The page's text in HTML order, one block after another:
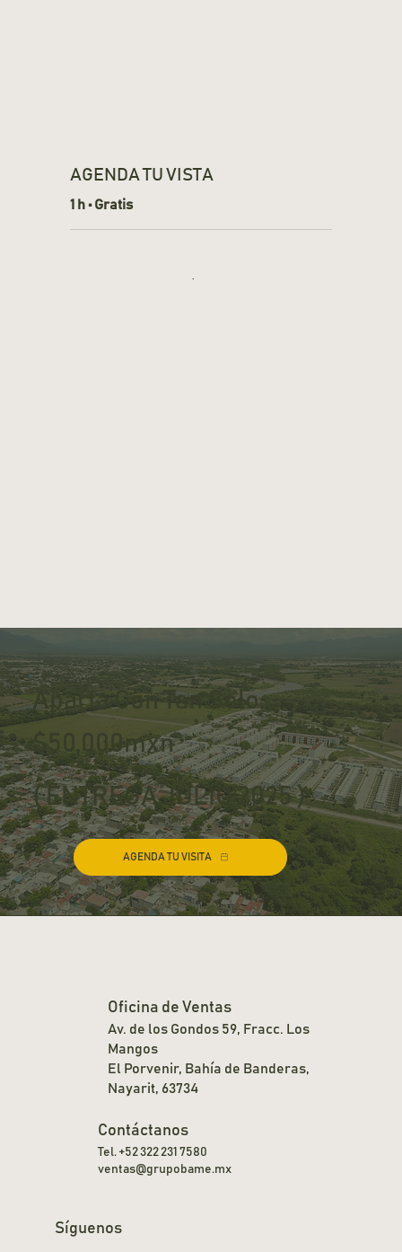
AGENDA TU VISTA
1 h • Gratis
Aparta Con Tan Solo
$50,000mxn
( ENTREGA JULIO 2025 )
AGENDA TU VISITA
Oficina de Ventas
Av. de los Gondos 59, Fracc. Los
Mangos
El Porvenir, Bahía de Banderas,
Nayarit, 63734
Tel. +52 322 231 7580
ventas@grupobame.mx
Contáctanos
Síguenos